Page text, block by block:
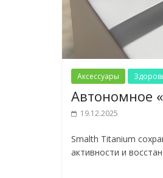
Аксессуары
Автономное
19.12.2025
Smalth Titanium
активности и